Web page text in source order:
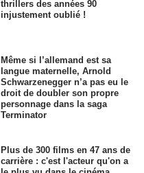
thrillers des années 90
injustement oublié !
Même si l’allemand est sa
langue maternelle, Arnold
Schwarzenegger n’a pas eu le
droit de doubler son propre
personnage dans la saga
Terminator
Plus de 300 films en 47 ans de
carrière : c'est l'acteur qu'on a